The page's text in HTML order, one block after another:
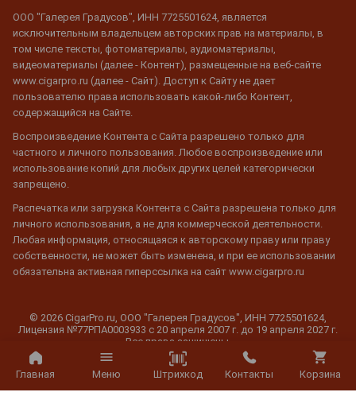
Главная Меню Штрихкод Контакты Корзина
ООО "Галерея Градусов", ИНН 7725501624, является
исключительным владельцем авторских прав на материалы, в
том числе тексты, фотоматериалы, аудиоматериалы,
видеоматериалы (далее - Контент), размещенные на веб-сайте
www.cigarpro.ru (далее - Сайт). Доступ к Сайту не дает
пользователю права использовать какой-либо Контент,
содержащийся на Сайте.
Воспроизведение Контента с Сайта разрешено только для
частного и личного пользования. Любое воспроизведение или
использование копий для любых других целей категорически
запрещено.
Распечатка или загрузка Контента с Сайта разрешена только для
личного использования, а не для коммерческой деятельности.
Любая информация, относящаяся к авторскому праву или праву
собственности, не может быть изменена, и при ее использовании
обязательна активная гиперссылка на сайт www.cigarpro.ru
© 2026 CigarPro.ru, ООО "Галерея Градусов", ИНН 7725501624,
Лицензия №77РПА0003933 c 20 апреля 2007 г. до 19 апреля 2027 г.
Все права защищены.